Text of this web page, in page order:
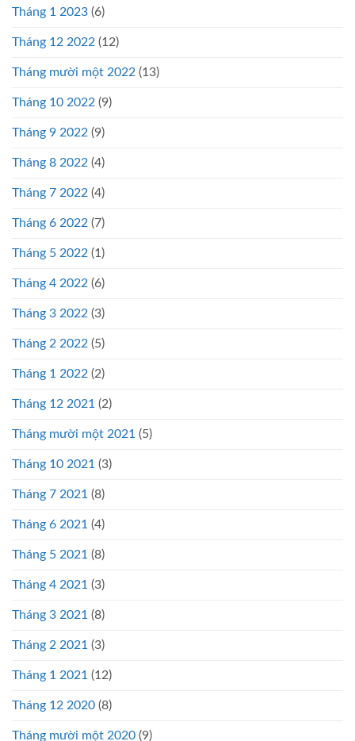
Tháng 1 2023 (6)
Tháng 12 2022 (12)
Tháng mười một 2022 (13)
Tháng 10 2022 (9)
Tháng 9 2022 (9)
Tháng 8 2022 (4)
Tháng 7 2022 (4)
Tháng 6 2022 (7)
Tháng 5 2022 (1)
Tháng 4 2022 (6)
Tháng 3 2022 (3)
Tháng 2 2022 (5)
Tháng 1 2022 (2)
Tháng 12 2021 (2)
Tháng mười một 2021 (5)
Tháng 10 2021 (3)
Tháng 7 2021 (8)
Tháng 6 2021 (4)
Tháng 5 2021 (8)
Tháng 4 2021 (3)
Tháng 3 2021 (8)
Tháng 2 2021 (3)
Tháng 1 2021 (12)
Tháng 12 2020 (8)
Tháng mười một 2020 (9)